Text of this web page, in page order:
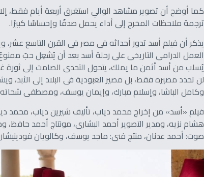
كما أوضح أن تصوير مشاهد الوالي استغرق أربعة أيام فقط،
ترجمة ملاحظات المخرج إلى أداء يحمل صدقًا وإحساسًا كبيرًا.
يذكر أن فيلم أسد تدور أحداثه فى مصر فى القرن التاسع عشر،
العمل الدرامى التاريخى على رحلة أسد بعد أن يُشعِل حبٌ
يُسلب من أسد أثمن ما يملك، يتحول التحدى الصامت إلى ثورة
لن تحدد مصيره فقط، بل مصير العبودية فى البلاد إلى
وكامل الباشا، وإسلام مبارك، وإيمان يوسف، ومصطفى
فيلم «أسد» من إخراج محمد دياب، تأليف شيرين دياب، محمد
هشام نزيه، ومدير التصوير أحمد البشارى، مونتاج أحمد
صوت: أحمد عدنان، منتج فنى: ماجد يوسف، وكالويان